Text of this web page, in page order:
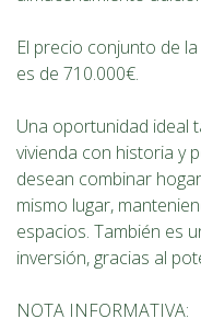
El precio conjunto de
es de 710.000€.
Una oportunidad ideal
vivienda con historia y
desean combinar
mismo lugar,
espacios. También es
inversión, gracias al
NOTA INFORMATIVA: